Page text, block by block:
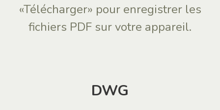
«Télécharger» pour enregistrer les
fichiers PDF sur votre appareil.
DWG